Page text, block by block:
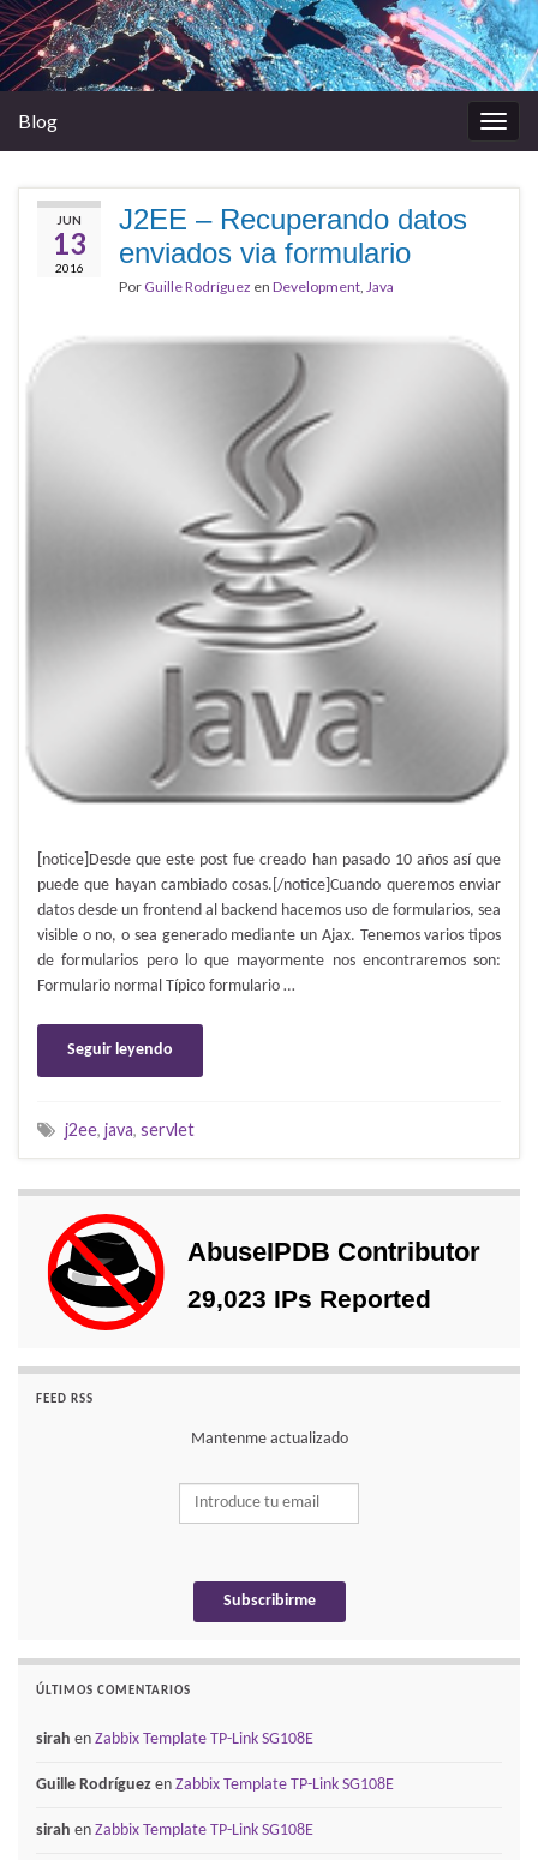
la
Blog
JUN
13
2016
J2EE – Recuperando datos
enviados via formulario
Por Guille Rodríguez en Development Java
[notice]Desde que este post fue creado han pasado 10 años así que
puede que hayan cambiado cosas.[/notice]Cuando queremos enviar
datos desde un frontend al backend hacemos uso de formularios, sea
visible o no, o sea generado mediante un Ajax. Tenemos varios tipos
de formularios pero lo que mayormente nos encontraremos son:
Formulario normal Típico formulario …
Seguir leyendo
j2ee, java, servlet
FEED RSS
Mantenme actualizado
ÚLTIMOS COMENTARIOS
sirah en Zabbix Template TP-Link SG108E
Guille Rodríguez en Zabbix Template TP-Link SG108E
sirah en Zabbix Template TP-Link SG108E